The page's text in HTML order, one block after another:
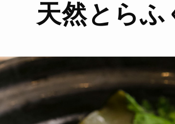
天然とらふ